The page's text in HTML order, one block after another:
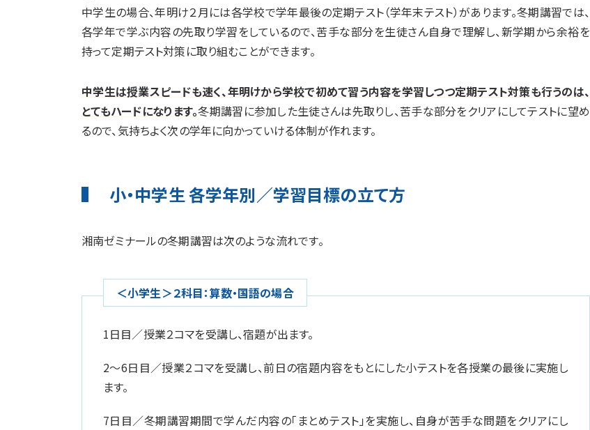
中学生の場合、年明け２月には各学校で学年最後の定期テスト（学年末テスト）があります。冬期講習では、
各学年で学ぶ内容の先取り学習をしているので、苦手な部分を生徒さん自身で理解し、新学期から余裕を
持って定期テスト対策に取り組むことができます。
中学生は授業スピードも速く、年明けから学校で初めて習う内容を学習しつつ定期テスト対策も行うのは、
とてもハードになります。冬期講習に参加した生徒さんは先取りし、苦手な部分をクリアにしてテストに望め
るので、気持ちよく次の学年に向かっていける体制が作れます。
小・中学生 各学年別／学習目標の立て方
湘南ゼミナールの冬期講習は次のような流れです。
＜小学生＞２科目：算数・国語の場合
1日目／授業２コマを受講し、宿題が出ます。
2～6日目／授業２コマを受講し、前日の宿題内容をもとにした小テストを各授業の最後に実施し
ます。
7日目／冬期講習期間で学んだ内容の「まとめテスト」を実施し、自身が苦手な問題をクリアにし